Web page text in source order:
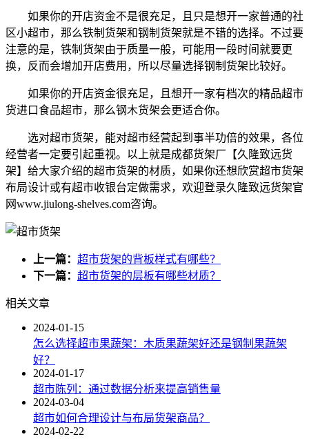
如果你的开店资金不是很充足，且只是想开一家普通的社
区小超市，那么铁制货架和钢制货架就是不错的选择。不过要
注意的是，铁制货架由于质量一般，可能用一段时间就要更
换，反而会增加开店费用，所以尽量选择钢制货架比较好。
如果你的开店资金很充足，且想开一家有档次的精品超市
货进口食品超市，那么钢木货架会更适合你。
选对超市货架，能对超市经营起到事半功倍的效果，各位
经营者一定要引起重视。以上就是成都货架厂【久隆致远货
架】给大家介绍的超市货架的材质，如果你还想欣赏超市货架
布局设计或有超市收银台定做需求，欢迎登录久隆致远货架官
网www.jiulong-shelves.com咨询。
上一篇： 超市货架的背板样式有哪些？
下一篇： 超市货架的层板有哪些材质？
相关文章
2024-01-15
怎么选择超市果蔬架：木质果蔬架好还是钢制果蔬架
好？
2024-01-17
超市陈列：通过数据分析来提高销售量
2024-03-04
超市如何合理设计与布局货架商品？
2024-02-22